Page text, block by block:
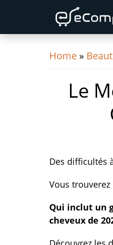
primary
navigation
content
primary
Home »
Le
Des difficultés
Vous
Qui inclut un
cheveux de